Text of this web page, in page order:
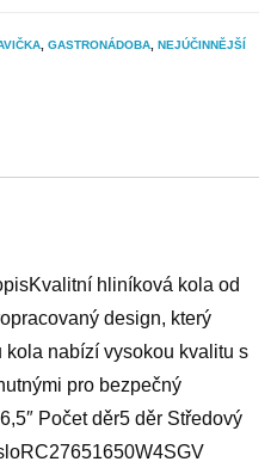
GASTRONÁDOBA NEJÚČINNĚJŠÍ
hliníková kola od
design, který
kola nabízí vysokou kvalitu s
pro bezpečný
Počet děr5 děr Středový